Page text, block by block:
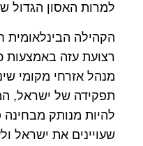
למרות האסון הגדול
הקהילה הבינלאומית
רצועת עזה באמצעות
מנהל אזרחי מקומי
תפקידה של ישראל,
להיות מנותק מבחינה
שעויינים את ישראל